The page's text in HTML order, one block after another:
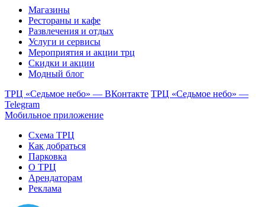
Магазины
Рестораны и кафе
Развлечения и отдых
Услуги и сервисы
Мероприятия и акции трц
Скидки и акции
Модный блог
ТРЦ «Седьмое небо» — ВКонтакте ТРЦ «Седьмое небо» —
Telegram
Мобильное приложение
Схема ТРЦ
Как добраться
Парковка
О ТРЦ
Арендаторам
Реклама